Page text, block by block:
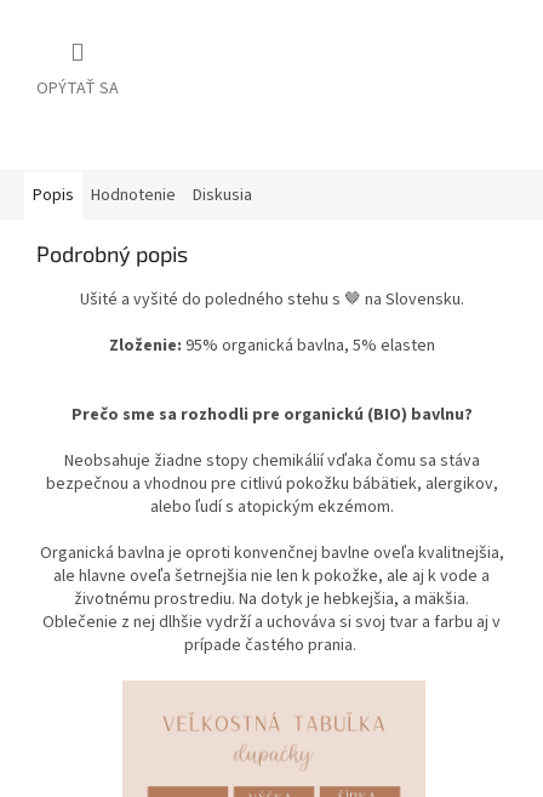
OPÝTAŤ SA
Popis Hodnotenie Diskusia
Podrobný popis
Ušité a vyšité do poledného stehu s 🤎 na Slovensku.
Zloženie: 95% organická bavlna, 5% elasten
Prečo sme sa rozhodli pre organickú (BIO) bavlnu?
Neobsahuje žiadne stopy chemikálií vďaka čomu sa stáva
bezpečnou a vhodnou pre citlivú pokožku bábätiek, alergikov,
alebo ľudí s atopickým ekzémom.
Organická bavlna je oproti konvenčnej bavlne oveľa kvalitnejšia,
ale hlavne oveľa šetrnejšia nie len k pokožke, ale aj k vode a
životnému prostrediu. Na dotyk je hebkejšia, a mäkšia.
Oblečenie z nej dlhšie vydrží a uchováva si svoj tvar a farbu aj v
prípade častého prania.